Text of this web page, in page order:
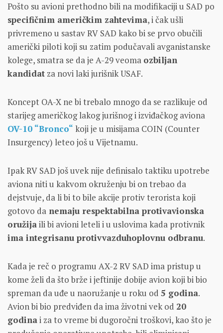
Pošto su avioni prethodno bili na modifikaciji u SAD po
specifičnim američkim zahtevima, i čak ušli
privremeno u sastav RV SAD kako bi se prvo obučili
američki piloti koji su zatim podučavali avganistanske
kolege, smatra se da je A-29 veoma ozbiljan
kandidat za novi laki jurišnik USAF.
Koncept OA-X ne bi trebalo mnogo da se razlikuje od
starijeg američkog lakog jurišnog i izviđačkog aviona
OV-10 “Bronco“ koji je u misijama COIN (Counter
Insurgency) leteo još u Vijetnamu.
Ipak RV SAD još uvek nije definisalo taktiku upotrebe
aviona niti u kakvom okruženju bi on trebao da
dejstvuje, da li bi to bile akcije protiv terorista koji
gotovo da nemaju respektabilna protivavionska
oružijaili bi avioni leteli i u uslovima kada protivnik
ima integrisanu protivvazduhoplovnu odbranu.
Kada je reč o programu AX-2 RV SAD ima pristup u
kome želi da što brže i jeftinije dobije avion koji bi bio
spreman da uđe u naoružanje u roku od 5 godina.
Avion bi bio predviđen da ima životni vek od 20
godinai za to vreme bi dugoročni troškovi, kao što je